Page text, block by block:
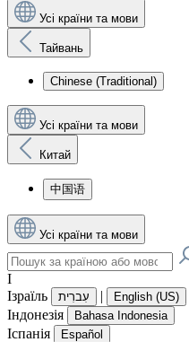
Усі країни та мови
Тайвань
Chinese (Traditional)
Усі країни та мови
Китай
中国语
Усі країни та мови
І
Ізраїль
עִברִית | English (US)
Індонезія Bahasa Indonesia
Іспанія Español